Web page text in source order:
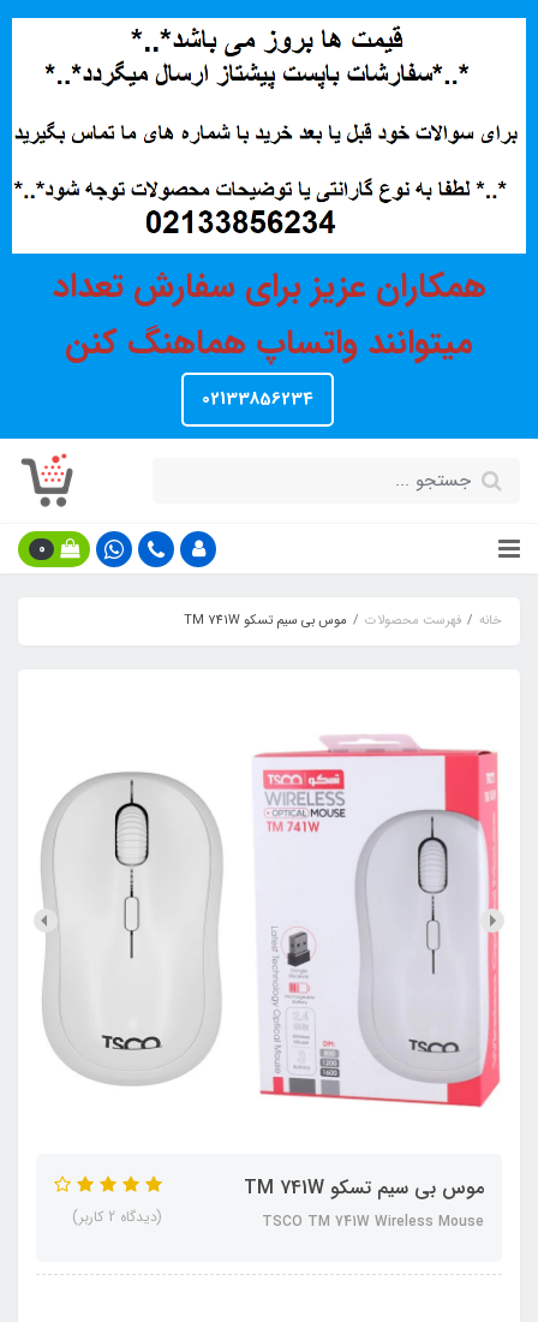
همکاران عزیز برای سفارش تعداد
میتوانند واتساپ هماهنگ کنن
02133856234
0
خانه فهرست محصولات موس بی سیم تسکو TM 741W
موس بی سیم تسکو TM 741W
TSCO TM 741W Wireless Mouse (دیدگاه 2 کاربر)